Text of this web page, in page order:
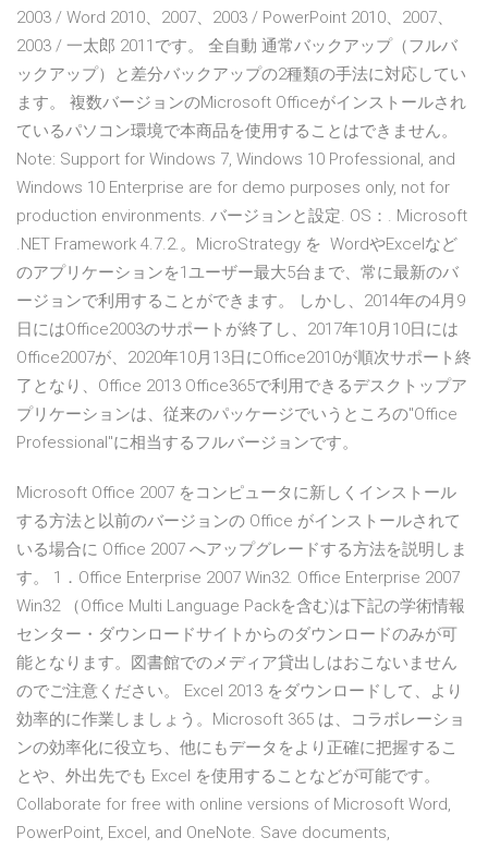
2003 / Word 2010、2007、2003 / PowerPoint 2010、2007、
2003 / 一太郎 2011です。 全自動 通常バックアップ（フルバ
ックアップ）と差分バックアップの2種類の手法に対応してい
ます。 複数バージョンのMicrosoft Officeがインストールされ
ているパソコン環境で本商品を使用することはできません。
Note: Support for Windows 7, Windows 10 Professional, and
Windows 10 Enterprise are for demo purposes only, not for
production environments. バージョンと設定. OS：. Microsoft
.NET Framework 4.7.2.。MicroStrategy を WordやExcelなど
のアプリケーションを1ユーザー最大5台まで、常に最新のバ
ージョンで利用することができます。 しかし、2014年の4月9
日にはOffice2003のサポートが終了し、2017年10月10日には
Office2007が、2020年10月13日にOffice2010が順次サポート終
了となり、Office 2013 Office365で利用できるデスクトップア
プリケーションは、従来のパッケージでいうところの"Office
Professional"に相当するフルバージョンです。
Microsoft Office 2007 をコンピュータに新しくインストール
する方法と以前のバージョンの Office がインストールされて
いる場合に Office 2007 へアップグレードする方法を説明しま
す。 1．Office Enterprise 2007 Win32. Office Enterprise 2007
Win32 （Office Multi Language Packを含む)は下記の学術情報
センター・ダウンロードサイトからのダウンロードのみが可
能となります。図書館でのメディア貸出しはおこないません
のでご注意ください。 Excel 2013 をダウンロードして、より
効率的に作業しましょう。Microsoft 365 は、コラボレーショ
ンの効率化に役立ち、他にもデータをより正確に把握するこ
とや、外出先でも Excel を使用することなどが可能です。
Collaborate for free with online versions of Microsoft Word,
PowerPoint, Excel, and OneNote. Save documents,